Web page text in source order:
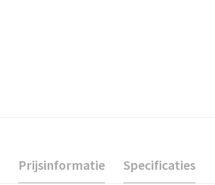
Prijsinformatie Specificaties